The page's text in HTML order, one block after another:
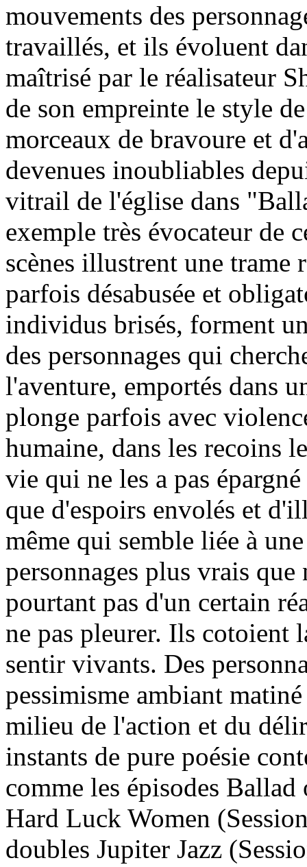
mouvements des
travaillés, et ils évoluent
maîtrisé par le réalisateur
de son empreinte le style
morceaux de bravoure et
devenues inoubliables
vitrail de l'église dans
exemple très évocateur de
scènes illustrent une trame
parfois désabusée et
individus brisés, forment
des personnages qui
l'aventure, emportés dans
plonge parfois avec
humaine, dans les recoins
vie qui ne les a pas
que d'espoirs envolés et
même qui semble liée à
personnages plus vrais
pourtant pas d'un certain
ne pas pleurer. Ils cotoient
sentir vivants. Des
pessimisme ambiant
milieu de l'action et du
instants de pure poésie
comme les épisodes
Hard Luck Women
doubles Jupiter Jazz